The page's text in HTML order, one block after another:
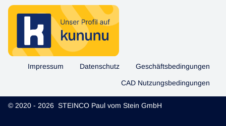
Impressum Datenschutz Geschäftsbedingungen
CAD Nutzungsbedingungen
© 2020 - 2026 STEINCO Paul vom Stein GmbH